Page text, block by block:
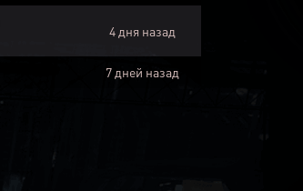
4 дня назад
7 дней назад